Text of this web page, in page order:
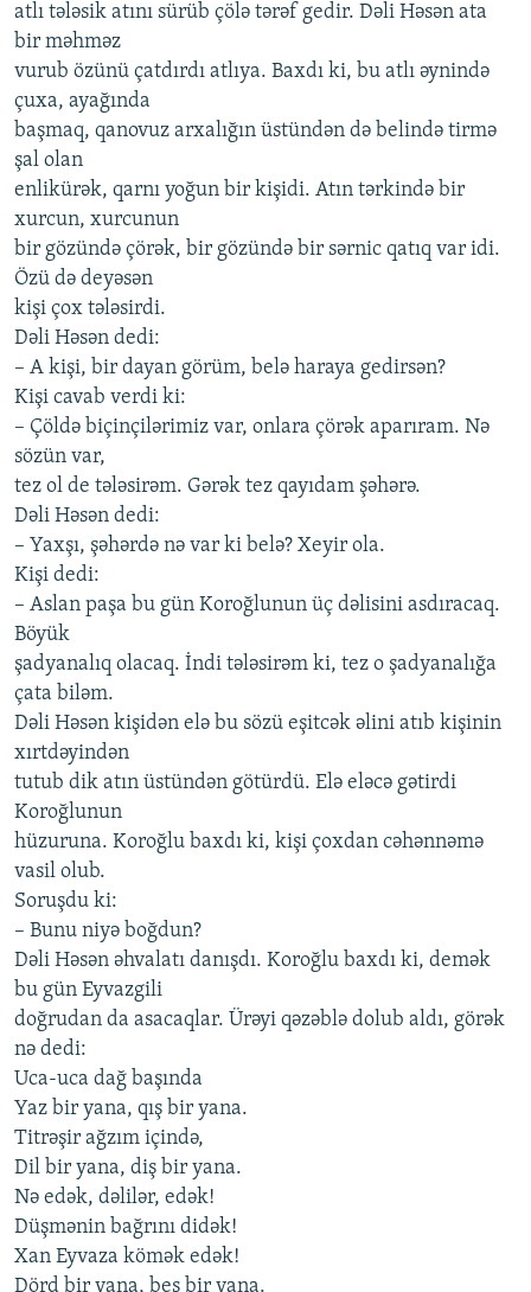
atlı tələsik atını sürüb çölə tərəf gedir. Dəli Həsən ata
bir məhməz
vurub özünü çatdırdı atlıya. Baxdı ki, bu atlı əynində
çuxa, ayağında
başmaq, qanovuz arxalığın üstündən də belində tirmə
şal olan
enlikürək, qarnı yoğun bir kişidi. Atın tərkində bir
xurcun, xurcunun
bir gözündə çörək, bir gözündə bir sərnic qatıq var idi.
Özü də deyəsən
kişi çox tələsirdi.
Dəli Həsən dedi:
– A kişi, bir dayan görüm, belə haraya gedirsən?
Kişi cavab verdi ki:
– Çöldə biçinçilərimiz var, onlara çörək aparıram. Nə
sözün var,
tez ol de tələsirəm. Gərək tez qayıdam şəhərə.
Dəli Həsən dedi:
– Yaxşı, şəhərdə nə var ki belə? Xeyir ola.
Kişi dedi:
– Aslan paşa bu gün Koroğlunun üç dəlisini asdıracaq.
Böyük
şadyanalıq olacaq. İndi tələsirəm ki, tez o şadyanalığa
çata biləm.
Dəli Həsən kişidən elə bu sözü eşitcək əlini atıb kişinin
xırtdəyindən
tutub dik atın üstündən götürdü. Elə eləcə gətirdi
Koroğlunun
hüzuruna. Koroğlu baxdı ki, kişi çoxdan cəhənnəmə
vasil olub.
Soruşdu ki:
– Bunu niyə boğdun?
Dəli Həsən əhvalatı danışdı. Koroğlu baxdı ki, demək
bu gün Eyvazgili
doğrudan da asacaqlar. Ürəyi qəzəblə dolub aldı, görək
nə dedi:
Uca-uca dağ başında
Yaz bir yana, qış bir yana.
Titrəşir ağzım içində,
Dil bir yana, diş bir yana.
Nə edək, dəlilər, edək!
Düşmənin bağrını didək!
Xan Eyvaza kömək edək!
Dörd bir yana, beş bir yana.